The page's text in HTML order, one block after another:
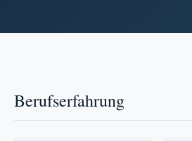
Berufserfahrung